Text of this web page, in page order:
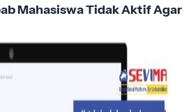
Mahasiswa Tidak Aktif Agar